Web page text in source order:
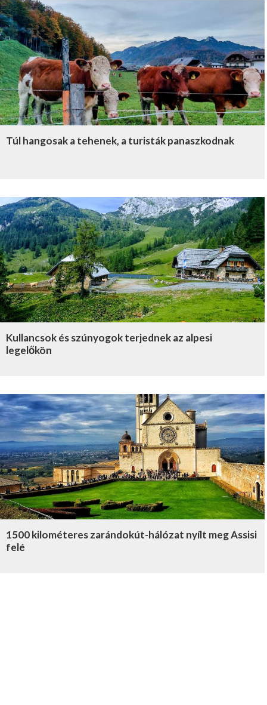
Túl hangosak a tehenek, a turisták panaszkodnak
Kullancsok és szúnyogok terjednek az alpesi
legelőkön
1500 kilométeres zarándokút-hálózat nyílt meg Assisi
felé